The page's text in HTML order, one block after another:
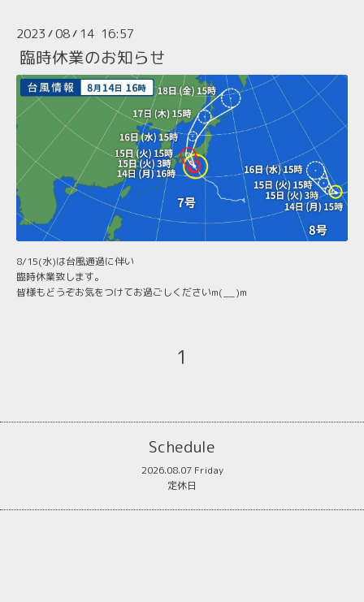
2023 /08/ 14 16:57
臨時休業のお知らせ
8/15(水)は台風通過に伴い
臨時休業致します。
皆様もどうぞお気をつけてお過ごしくださいm(__)m
1
Schedule
2026.08.07 Friday
定休日